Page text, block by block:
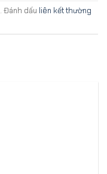
. Đánh dấu liên kết thường